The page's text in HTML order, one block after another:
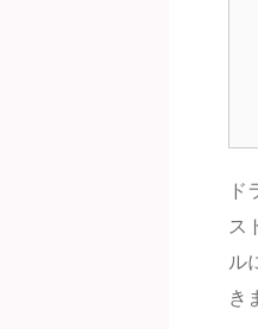
ド
ス
ル
き